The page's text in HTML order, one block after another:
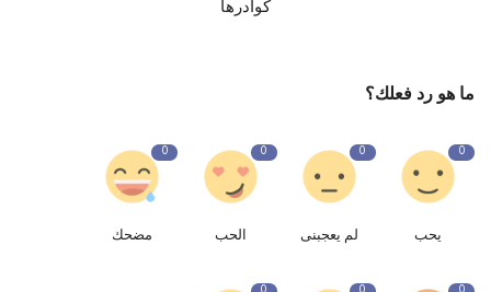
كوادرها
ما هو رد فعلك؟
0
يحب
0
لم يعجبنى
0
الحب
0
مضحك